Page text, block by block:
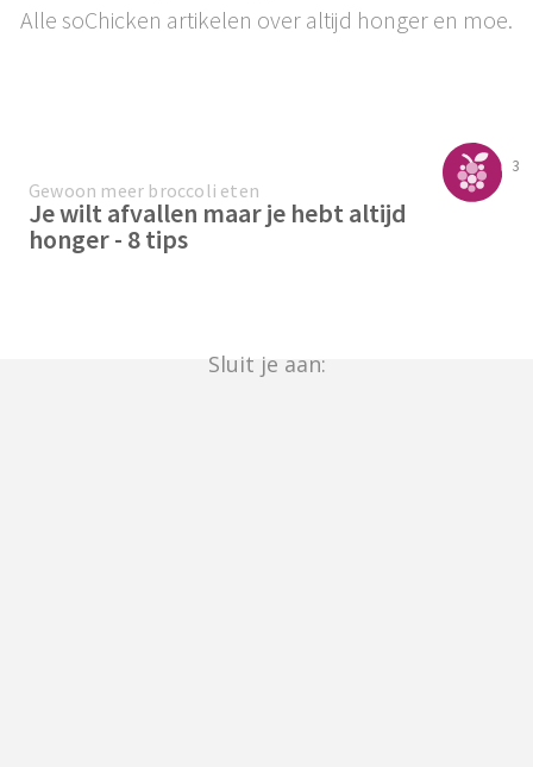
Alle soChicken artikelen over altijd honger en moe.
3
Gewoon meer broccoli eten
Je wilt afvallen maar je hebt altijd
honger - 8 tips
Sluit je aan: